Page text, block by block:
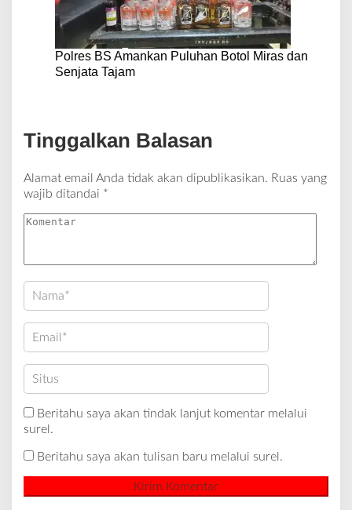
Polres BS Amankan Puluhan Botol Miras dan
Senjata Tajam
Tinggalkan Balasan
Alamat email Anda tidak akan dipublikasikan. Ruas yang
wajib ditandai *
Beritahu saya akan tindak lanjut komentar melalui
surel.
Beritahu saya akan tulisan baru melalui surel.